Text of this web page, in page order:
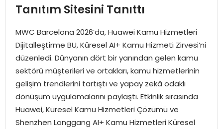
SPOR
EKONOMI
MAGAZIN
DÜNYA
OTOMOBIL
Tanıtım Sitesini Tanıttı
MWC Barcelona 2026’da, Huawei Kamu Hizmetleri
Dijitalleştirme BU, Küresel AI+ Kamu Hizmeti Zirvesi’ni
düzenledi. Dünyanın dört bir yanından gelen kamu
sektörü müşterileri ve ortakları, kamu hizmetlerinin
gelişim trendlerini tartıştı ve yapay zekâ odaklı
dönüşüm uygulamalarını paylaştı. Etkinlik sırasında
Huawei, Küresel Kamu Hizmetleri Çözümü ve
Shenzhen Longgang AI+ Kamu Hizmetleri Küresel